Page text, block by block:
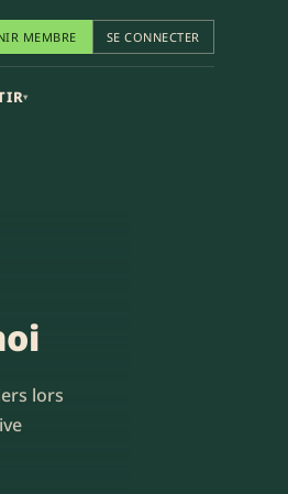
MEMBRE SE CONNECTER
▾
lors